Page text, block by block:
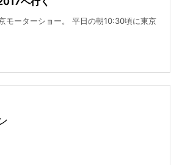
モーターショー。 平日の朝10:30頃に東京